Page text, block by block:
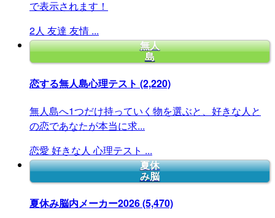
で表示されます！
2人 友達 友情 ...
無人
島
恋する無人島心理テスト (2,220)
無人島へ1つだけ持っていく物を選ぶと、好きな人と
の恋であなたが本当に求...
恋愛 好きな人 心理テスト ...
夏休
み脳
夏休み脳内メーカー2026(5,470)